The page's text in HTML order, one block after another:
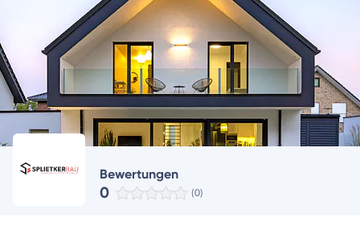
Bewertungen
0 (0)